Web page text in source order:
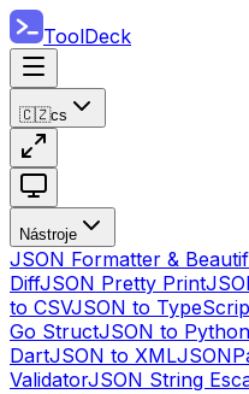
ToolDeck
🇨🇿cs
Nástroje
JSON Formatter &
DiffJSON Pretty Print
to CSVJSON to
Go StructJSON to Python
DartJSON to XML
ValidatorJSON String